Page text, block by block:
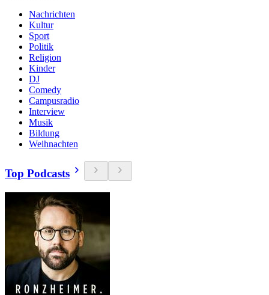
Nachrichten
Kultur
Sport
Politik
Religion
Kinder
DJ
Comedy
Campusradio
Interview
Musik
Bildung
Weihnachten
Top Podcasts